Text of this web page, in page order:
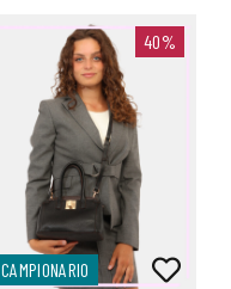
40%
CAMPIONARIO